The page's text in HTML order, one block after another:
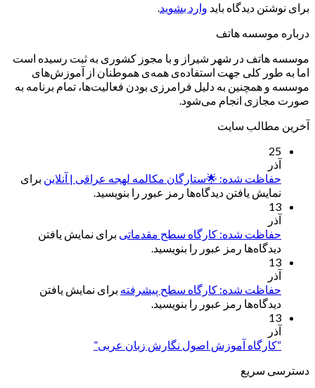
برای نوشتن دیدگاه باید وارد بشوید.
درباره موسسه هاتف
موسسه هاتف در شهر شیراز و با مجوز کشوری به ثبت رسیده است
اما به طور کلی جهت استفاده‌ی همه‌ی هموطنان از آموزش‌های
موسسه و همچنین به دلیل فرامرزی بودن فعالیت‌ها، تمام برنامه به
صورت مجازی انجام می‌شود.
آخرین مطالب سایت
25
آذر
حفاظت شده: 🌟ستارگان مکالمه لهجه عراقی | آنلاین برای
نمایش یافتن دیدگاه‌ها رمز عبور را بنویسید.
13
آذر
حفاظت شده: کارگاه سطح مقدماتی برای نمایش یافتن
دیدگاه‌ها رمز عبور را بنویسید.
13
آذر
حفاظت شده: کارگاه سطح پیشرفته برای نمایش یافتن
دیدگاه‌ها رمز عبور را بنویسید.
13
آذر
“کارگاه آموزش اصول نگارش زبان عربی”
دسترسی سریع